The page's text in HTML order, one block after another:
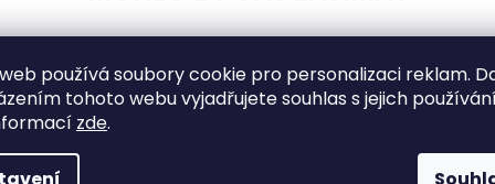
používá soubory cookie pro personalizaci reklam.
tohoto webu vyjadřujete souhlas s jejich
zde.